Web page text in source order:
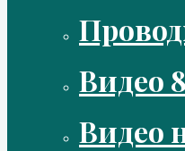
Видео
Видео